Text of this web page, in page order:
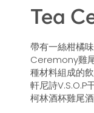
Tea
帶有一絲柑橘
Ceremony雞
種材料組成的
軒尼詩V.S.O.P
柯林酒杯雞尾